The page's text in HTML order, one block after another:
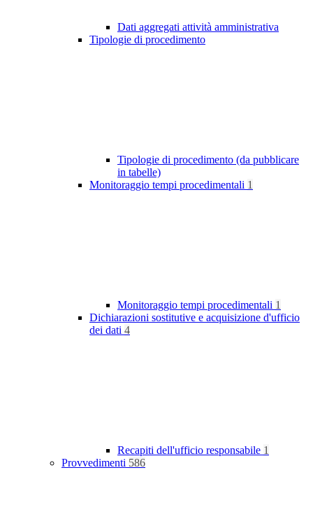
Dati aggregati attività amministrativa
Tipologie di procedimento
Tipologie di procedimento (da pubblicare
in tabelle)
Monitoraggio tempi procedimentali 1
Monitoraggio tempi procedimentali 1
Dichiarazioni sostitutive e acquisizione d'ufficio
dei dati 4
Recapiti dell'ufficio responsabile 1
Provvedimenti 586